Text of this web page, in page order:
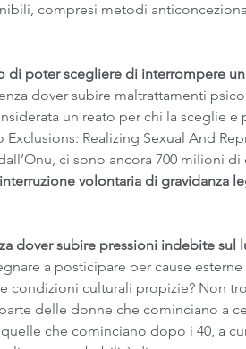
compresi metodi
poter scegliere di interrompere
dover subire maltrattamenti
un reato per chi la sceglie
Realizing Sexual And
ci sono ancora 700 milioni
volontaria di gravidanza
dover subire pressioni indebite sul
a posticipare per cause
condizioni culturali propizie? Non
delle donne che cominciano a
che cominciano dopo i 40, a